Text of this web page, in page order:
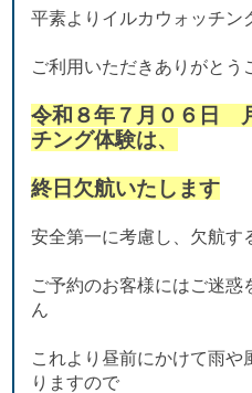
平素よりイルカウォッチン
ご利用いただきありがとう
令和８年７月０６日
チング体験は、
終日欠航いたします
安全第一に考慮し、欠航す
ご予約のお客様にはご迷
ん
これより昼前にかけて雨や
りますので